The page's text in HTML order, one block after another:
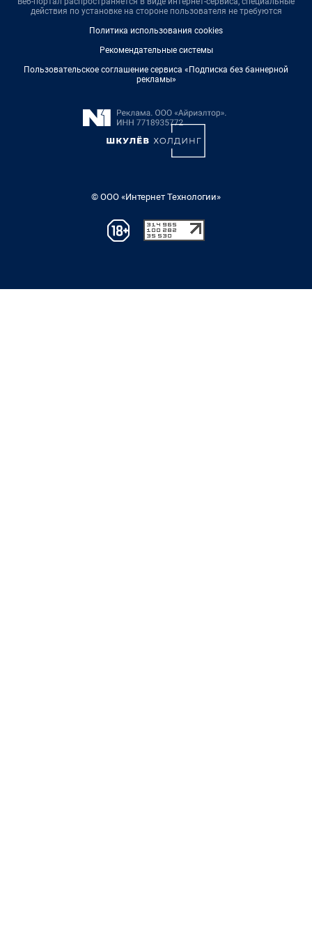
действия по установке на стороне пользователя не требуются
Политика использования cookies
Рекомендательные системы
Пользовательское соглашение сервиса «Подписка без баннерной
рекламы»
© ООО «Интернет Технологии»